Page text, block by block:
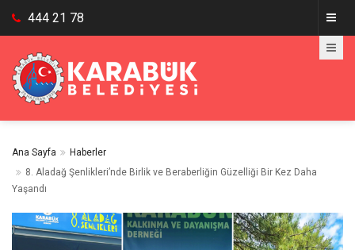
444 21 78
Ana Sayfa
Haberler
8. Aladağ Şenlikleri’nde Birlik ve Beraberliğin Güzelliği Bir Kez Daha
Yaşandı